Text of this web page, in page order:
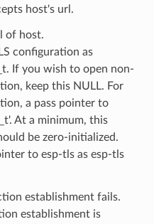
host's url.
of host.
configuration as
If you wish to open non-
keep this NULL. For
a pass pointer to
At a minimum, this
be zero-initialized.
to esp-tls as esp-tls
establishment fails.
establishment is